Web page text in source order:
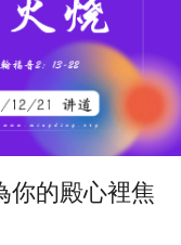
書亞記
下
18 約伯記
書
書你的殿心裡焦